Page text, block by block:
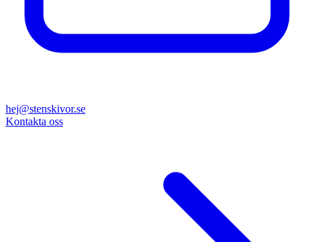
hej@stenskivor.se
Kontakta oss